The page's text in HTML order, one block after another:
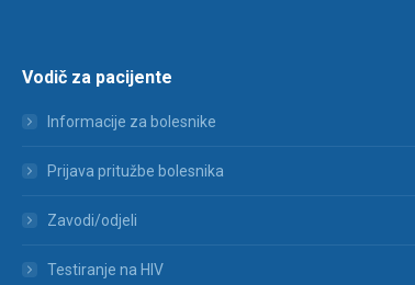
Vodič za pacijente
Informacije za bolesnike
Prijava pritužbe bolesnika
Zavodi/odjeli
Testiranje na HIV